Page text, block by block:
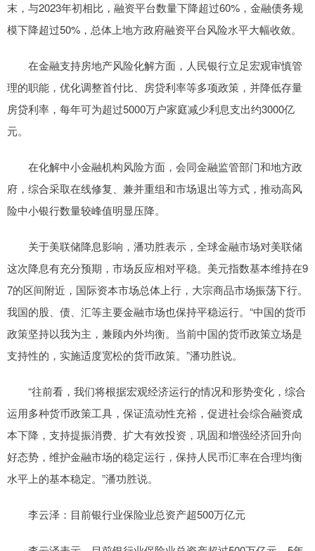
末，与2023年初相比，融资平台数量下降超过60%，金融债务规
模下降超过50%，总体上地方政府融资平台风险水平大幅收敛。
在金融支持房地产风险化解方面，人民银行立足宏观审慎管
理的职能，优化调整首付比、房贷利率等多项政策，并降低存量
房贷利率，每年可为超过5000万户家庭减少利息支出约3000亿
元。
在化解中小金融机构风险方面，会同金融监管部门和地方政
府，综合采取在线修复、兼并重组和市场退出等方式，推动高风
险中小银行数量较峰值明显压降。
关于美联储降息影响，潘功胜表示，全球金融市场对美联储
这次降息有充分预期，市场反应相对平稳。美元指数基本维持在9
7的区间附近，国际资本市场总体上行，大宗商品市场振荡下行。
我国的股、债、汇等主要金融市场也保持平稳运行。“中国的货币
政策坚持以我为主，兼顾内外均衡。当前中国的货币政策立场是
支持性的，实施适度宽松的货币政策。”潘功胜说。
“往前看，我们将根据宏观经济运行的情况和形势变化，综合
运用多种货币政策工具，保证流动性充裕，促进社会综合融资成
本下降，支持提振消费、扩大有效投资，巩固和增强经济回升向
好态势，维护金融市场的稳定运行，保持人民币汇率在合理均衡
水平上的基本稳定。”潘功胜说。
李云泽：目前银行业保险业总资产超500万亿元